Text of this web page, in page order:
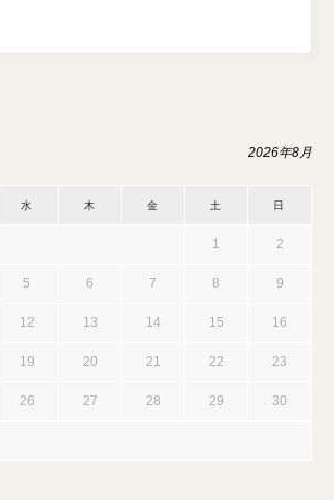
2026年8月
水 木 金 土 日
1 2
5 6 7 8 9
12 13 14 15 16
19 20 21 22 23
26 27 28 29 30